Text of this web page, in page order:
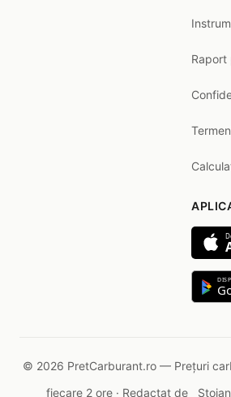
© 2026 PretCarburant.ro — Prețuri
fiecare 2 ore · Redactat de